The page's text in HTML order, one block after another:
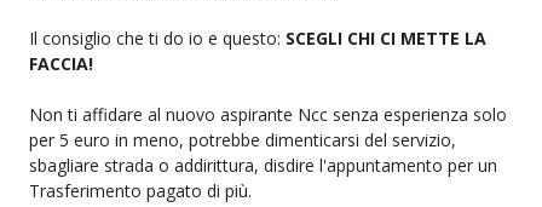
Il consiglio che ti do io e questo: SCEGLI CHI CI METTE LA
FACCIA!
Non ti affidare al nuovo aspirante Ncc senza esperienza solo
per 5 euro in meno, potrebbe dimenticarsi del servizio,
sbagliare strada o addirittura, disdire l'appuntamento per un
Trasferimento pagato di più.